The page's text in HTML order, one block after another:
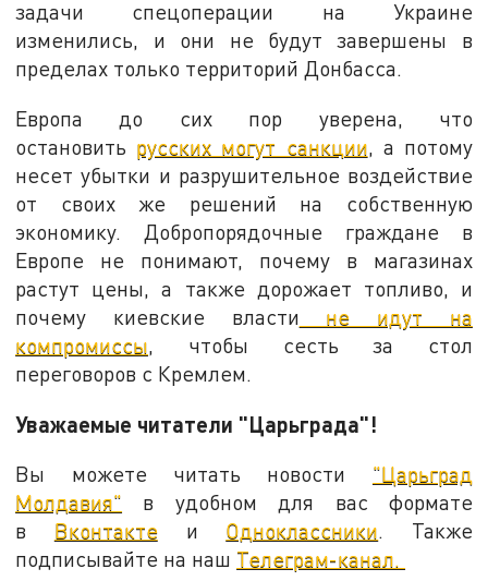
задачи спецоперации на Украине
изменились, и они не будут завершены в
пределах только территорий Донбасса.
Европа до сих пор уверена, что
остановить русских могут санкции, а потому
несет убытки и разрушительное воздействие
от своих же решений на собственную
экономику. Добропорядочные граждане в
Европе не понимают, почему в магазинах
растут цены, а также дорожает топливо, и
почему киевские власти не идут на
компромиссы, чтобы сесть за стол
переговоров с Кремлем.
Уважаемые читатели "Царьграда"!
Вы можете читать новости "Царьград
Молдавия" в удобном для вас формате
в Вконтактеи Одноклассники. Также
подписывайте на наш Телеграм-канал.